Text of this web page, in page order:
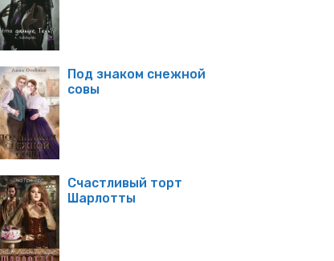
Под знаком снежной
совы
Счастливый торт
Шарлотты